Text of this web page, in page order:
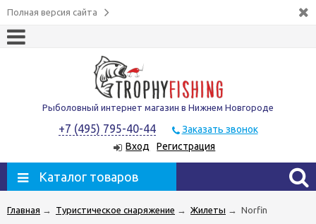
Полная версия сайта
Рыболовный интернет магазин в Нижнем Новгороде
+7 (495) 795-40-44
Заказать звонок
Вход
Регистрация
Каталог товаров
Главная → Туристическое снаряжение → Жилеты → Norfin